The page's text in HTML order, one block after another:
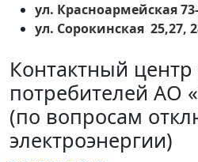
ул. Красноармейская
ул. Сорокинская 25,27,
Контактный
потребителей АО
(по вопросам
электроэнергии)